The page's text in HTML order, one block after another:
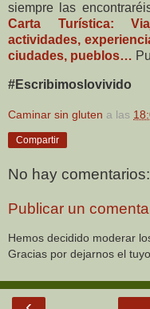
siempre las
Carta Turística:
actividades,
ciudades, pueblos…
#Escribimoslovivido
Caminar sin gluten a las
Compartir
No hay comentarios:
Publicar un
Hemos decidido moderar
Gracias por dejarnos el tuyo